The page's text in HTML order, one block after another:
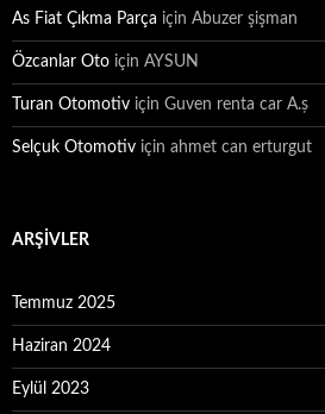
As Fiat Çıkma Parça için Abuzer şişman
Özcanlar Oto için AYSUN
Turan Otomotiv için Guven renta car A.ș
Selçuk Otomotiv için ahmet can erturgut
ARŞIVLER
Temmuz 2025
Haziran 2024
Eylül 2023